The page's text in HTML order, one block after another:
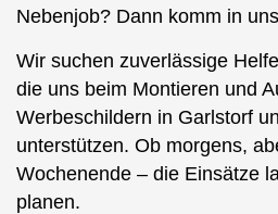
Nebenjob? Dann komm in
Wir suchen zuverlässige
die uns beim Montieren und
Werbeschildern in Garlstorf
unterstützen. Ob morgens,
Wochenende – die Einsätze
planen.